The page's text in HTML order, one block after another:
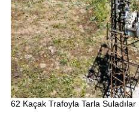
62 Kaçak Trafoyla Tarla Suladılar